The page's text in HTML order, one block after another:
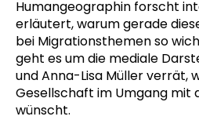
Humangeographin forscht
erläutert, warum gerade
bei Migrationsthemen so
geht es um die mediale
und Anna-Lisa Müller verrät,
Gesellschaft im Umgang mit
wünscht.